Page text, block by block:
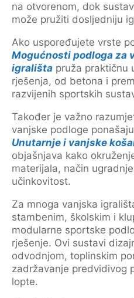
na otvorenom, dok
može pružiti dosljedniju
Ako uspoređujete vrste
Mogućnosti podloga za
igrališta pruža praktičnu
rješenja, od betona i
razvijenih sportskih
Također je važno
vanjske podloge
Unutarnje i vanjske
objašnjava kako
materijala, način
učinkovitost.
Za mnoga vanjska
stambenim, školskim i
modularne sportske
rješenje. Ovi sustavi
odvodnjom, toplinskim
zadržavanje predvidivog
lopte.